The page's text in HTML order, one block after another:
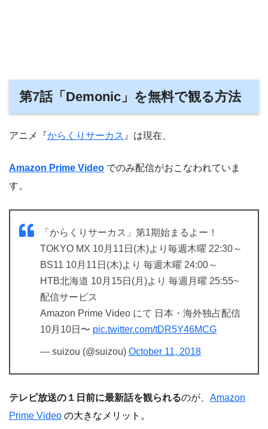
第7話「Demonic」を無料で観る方法
アニメ『からくりサーカス 』は現在、
Amazon Prime Video でのみ配信がおこなわれていま
す。
「からくりサーカス」第1期始まるよー！
TOKYO MX 10月11日(木)より毎週木曜 22:30～
BS11 10月11日(木)より 毎週木曜 24:00～
HTB北海道 10月15日(月)より 毎週月曜 25:55~
配信サービス
Amazon Prime Video にて 日本・海外独占配信
10月10日〜 pic.twitter.com/tDR5Y46MCG
— suizou (@suizou) October 11, 2018
テレビ放送の１日前に最新話を観られるのが、 Amazon
Prime Video の大きなメリット。